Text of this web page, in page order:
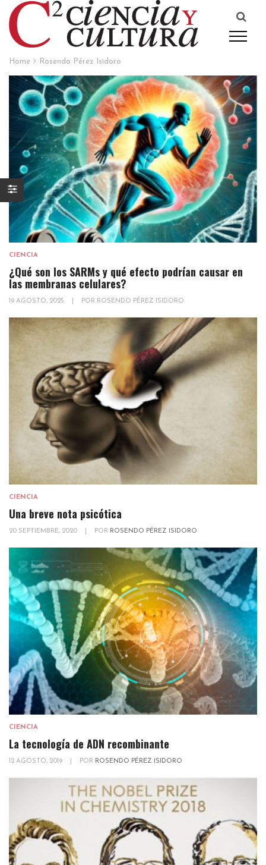
Home Rosendo Pérez Isidoro
CIENCIA
¿Qué son los SARMs y qué efecto podrían causar en
las membranas celulares?
19 AGOSTO, 2025 POR ROSENDO PÉREZ ISIDORO
CIENCIA
Una breve nota psicótica
20 SEPTIEMBRE, 2020 POR ROSENDO PÉREZ ISIDORO
CIENCIA
La tecnología de ADN recombinante
12 AGOSTO, 2019 POR ROSENDO PÉREZ ISIDORO